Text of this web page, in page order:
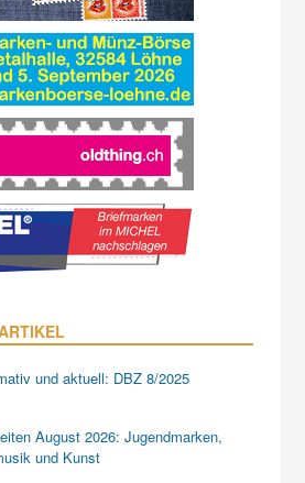
und aktuell: DBZ 8/2025
August 2026: Jugendmarken,
und Kunst